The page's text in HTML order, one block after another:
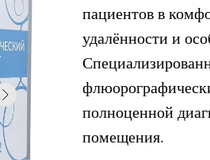
пациентов в
удалённости и
полноценной
помещения.